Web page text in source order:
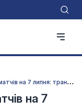
Ч
С-2026. Розклад матчів на 7 липня: трансляції, час початку, міста та стадіони
на 7